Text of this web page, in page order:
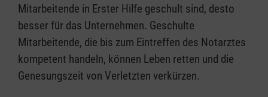
Mitarbeitende in Erster Hilfe geschult sind, desto
besser für das Unternehmen. Geschulte
Mitarbeitende, die bis zum Eintreffen des Notarztes
kompetent handeln, können Leben retten und die
Genesungszeit von Verletzten verkürzen.